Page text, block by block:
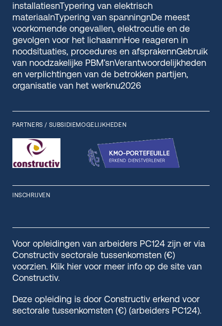
installatiesnTypering van elektrisch
materiaalnTypering van spanningnDe meest
voorkomende ongevallen, elektrocutie en de
gevolgen voor het lichaamnHoe reageren in
noodsituaties, procedures en afsprakennGebruik
van noodzakelijke PBM’snVerantwoordelijkheden
en verplichtingen van de betrokken partijen,
organisatie van het werknu2026
PARTNERS / SUBSIDIEMOGELIJKHEDEN
INSCHRIJVEN
Voor opleidingen van arbeiders PC124 zijn er via
Constructiv sectorale tussenkomsten (€)
voorzien. Klik hier voor meer info op de site van
Constructiv.
Deze opleiding is door Constructiv erkend voor
sectorale tussenkomsten (€) (arbeiders PC124).